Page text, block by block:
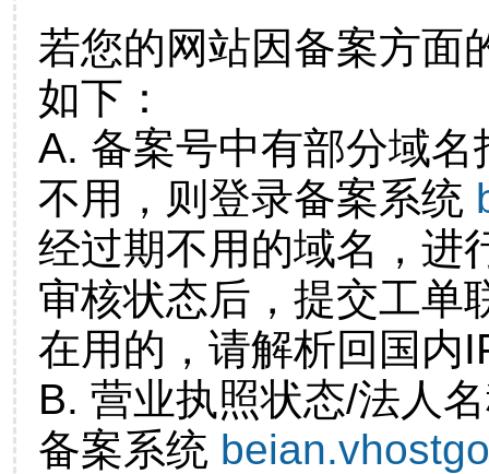
若您的网站因备案方面
如下：
A. 备案号中有部分域
不用，则登录备案系统
经过期不用的域名，进
审核状态后，提交工单
在用的，请解析回国内
B. 营业执照状态/法人
备案系统